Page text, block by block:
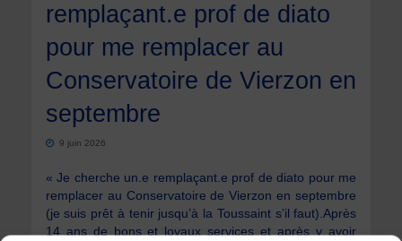
remplaçant.e prof de diato
pour me remplacer au
Conservatoire de Vierzon en
septembre
9 juin 2026
« Je cherche un.e remplaçant.e prof de diato pour me
remplacer au Conservatoire de Vierzon en septembre
(je suis prêt à tenir jusqu’à la Toussaint s’il faut).Après
14 ans de bons et loyaux services et après y avoir